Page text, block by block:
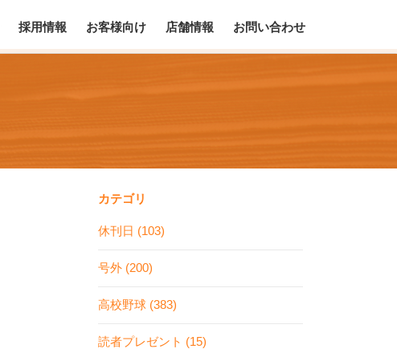
採用情報 お客様向け 店舗情報 お問い合わせ
カテゴリ
休刊日 (103)
号外 (200)
高校野球 (383)
読者プレゼント (15)